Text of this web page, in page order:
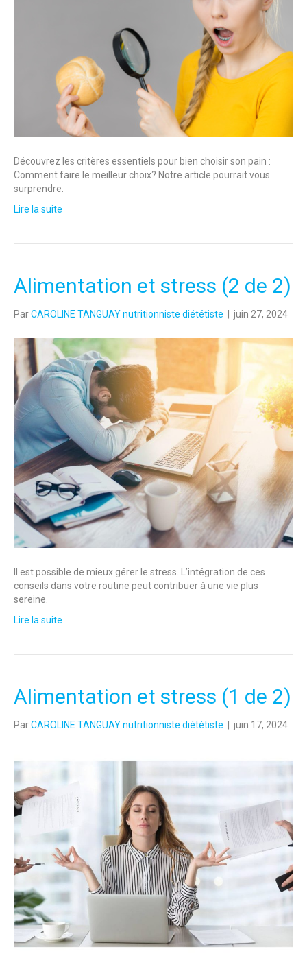
Découvrez les critères essentiels pour bien choisir son pain :
Comment faire le meilleur choix? Notre article pourrait vous
surprendre.
Lire la suite
Alimentation et stress (2 de 2)
ParCAROLINE TANGUAY nutritionniste diététiste juin 27, 2024
Il est possible de mieux gérer le stress. L’intégration de ces
conseils dans votre routine peut contribuer à une vie plus
sereine.
Lire la suite
Alimentation et stress (1 de 2)
ParCAROLINE TANGUAY nutritionniste diététiste juin 17, 2024